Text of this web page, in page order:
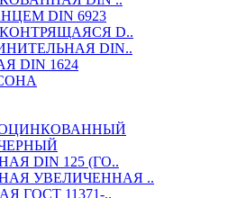
DIN 6923
D..
DIN..
DIN 1624
ОЦИНКОВАННЫЙ
DIN 125 (ГО..
УВЕЛИЧЕННАЯ ..
ГОСТ 11371-..